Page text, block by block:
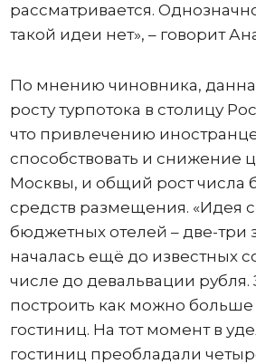
рассматривается.
такой идеи нет», – говорит
По мнению чиновника,
росту турпотока в столицу
что привлечению
способствовать и снижение
Москвы, и общий рост числа
средств размещения. «Идея
бюджетных отелей – две-три
началась ещё до известных
числе до девальвации рубля.
построить как можно
гостиниц. На тот момент в
гостиниц преобладали